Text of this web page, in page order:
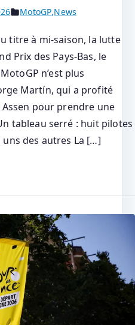
MotoGP,News
titre à mi‑saison, la lutte
Prix des Pays‑Bas, le
n’est plus
Martín, qui a profité
Assen pour prendre une
tableau serré : huit pilotes
des autres La […]